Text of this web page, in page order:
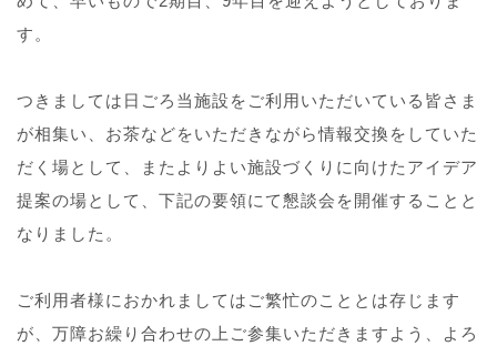
す。
つきましては日ごろ当施設をご利用いただいている皆さま
が相集い、お茶などをいただきながら情報交換をしていた
だく場として、またよりよい施設づくりに向けたアイデア
提案の場として、下記の要領にて懇談会を開催することと
なりました。
ご利用者様におかれましてはご繁忙のこととは存じます
が、万障お繰り合わせの上ご参集いただきますよう、よろ